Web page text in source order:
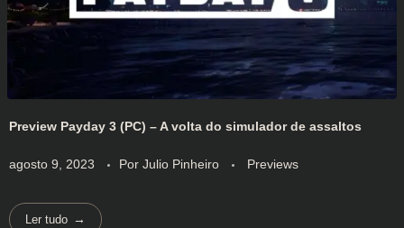
Preview Payday 3 (PC) – A volta do simulador de assaltos
agosto 9, 2023 Por Julio Pinheiro Previews
Ler tudo